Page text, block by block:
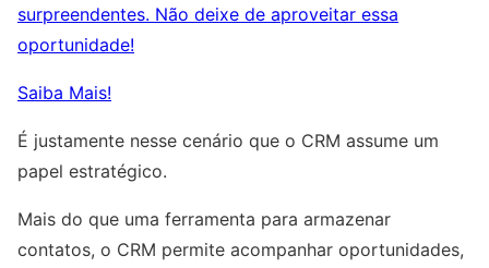
surpreendentes. Não deixe de aproveitar essa
oportunidade!
Saiba Mais!
É justamente nesse cenário que o CRM assume um
papel estratégico.
Mais do que uma ferramenta para armazenar
contatos, o CRM permite acompanhar oportunidades,